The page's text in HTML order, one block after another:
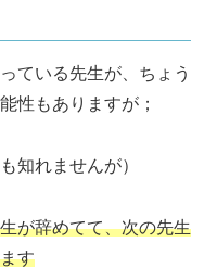
ている先生が、ちょう
性もありますが；
知れませんが）
が辞めてて、次の先生
す